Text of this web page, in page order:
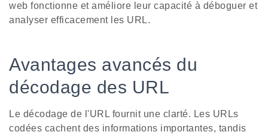
web fonctionne et améliore leur capacité à déboguer et
analyser efficacement les URL.
Avantages avancés du
décodage des URL
Le décodage de l'URL fournit une clarté. Les URLs
codées cachent des informations importantes, tandis